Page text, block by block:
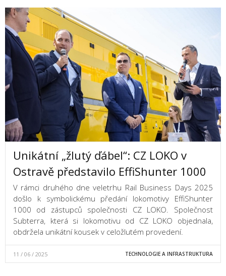
Unikátní „žlutý ďábel“: CZ LOKO v
Ostravě představilo EffiShunter 1000
V rámci druhého dne veletrhu Rail Business Days 2025
došlo k symbolickému předání lokomotivy EffiShunter
1000 od zástupců společnosti CZ LOKO. Společnost
Subterra, která si lokomotivu od CZ LOKO objednala,
obdržela unikátní kousek v celožlutém provedení.
11 / 06 / 2025 TECHNOLOGIE A INFRASTRUKTURA